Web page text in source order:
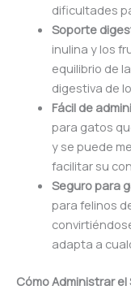
dificultades
Soporte
inulina y los
equilibrio de
digestiva de
Fácil de
para gatos
y se puede
facilitar su
Seguro para
para felinos
adapta a
Cómo Administrar